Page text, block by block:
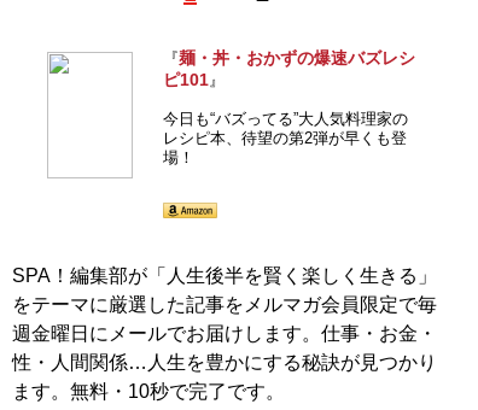
『麺・丼・おかずの爆速バズレシ
ピ101』
今日も“バズってる”大人気料理家の
レシピ本、待望の第2弾が早くも登
場！
SPA！編集部が「人生後半を賢く楽しく生きる」
をテーマに厳選した記事をメルマガ会員限定で毎
週金曜日にメールでお届けします。仕事・お金・
性・人間関係…人生を豊かにする秘訣が見つかり
ます。無料・10秒で完了です。